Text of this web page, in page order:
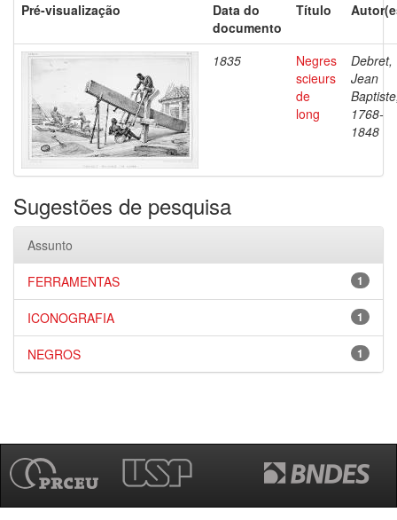
Pré-visualização
Data do
documento
Título
1835
Negres
scieurs
de
long
Debret,
Jean
1768-
1848
Sugestões de pesquisa
Assunto
1
FERRAMENTAS
1
ICONOGRAFIA
1
NEGROS